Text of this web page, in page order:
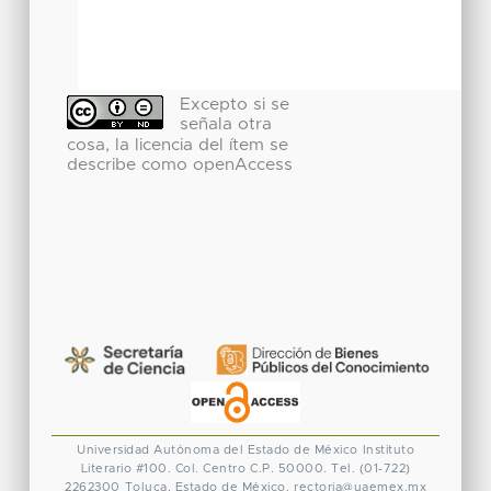
Excepto si se
señala otra
cosa, la licencia del ítem se
describe como openAccess
Universidad Autónoma del Estado de México
Instituto
Literario #100. Col. Centro C.P. 50000. Tel. (01-722)
2262300 Toluca, Estado de México. rectoria@uaemex.mx